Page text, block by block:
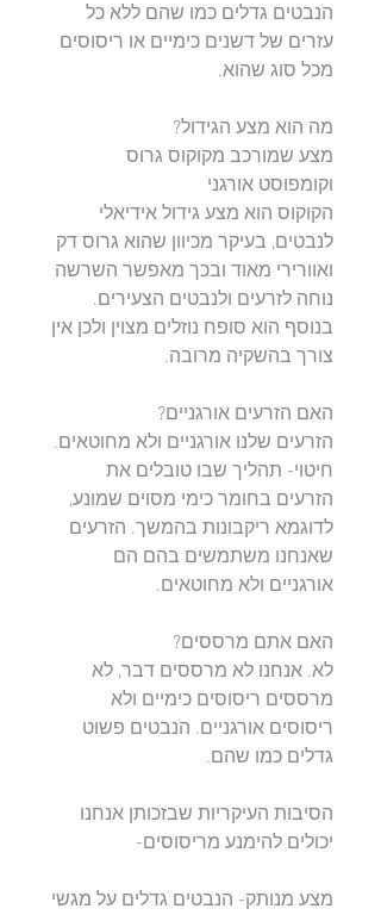
הנבטים גדלים כמו שהם ללא כל
עזרים של דשנים כימיים או ריסוסים
מכל סוג שהוא.
מה הוא מצע הגידול?
מצע שמורכב מקוקוס גרוס
וקומפוסט אורגני
הקוקוס הוא מצע גידול אידיאלי
לנבטים, בעיקר מכיוון שהוא גרוס דק
ואוורירי מאוד ובכך מאפשר השרשה
נוחה לזרעים ולנבטים הצעירים.
בנוסף הוא סופח נוזלים מצוין ולכן אין
צורך בהשקיה מרובה.
האם הזרעים אורגניים?
הזרעים שלנו אורגניים ולא מחוטאים.
חיטוי- תהליך שבו טובלים את
הזרעים בחומר כימי מסוים שמונע,
לדוגמא ריקבונות בהמשך. הזרעים
שאנחנו משתמשים בהם הם
אורגניים ולא מחוטאים.
האם אתם מרססים?
לא. אנחנו לא מרססים דבר, לא
מרססים ריסוסים כימיים ולא
ריסוסים אורגניים. הנבטים פשוט
גדלים כמו שהם.
הסיבות העיקריות שבזכותן אנחנו
יכולים להימנע מריסוסים-
מצע מנותק- הנבטים גדלים על מגשי